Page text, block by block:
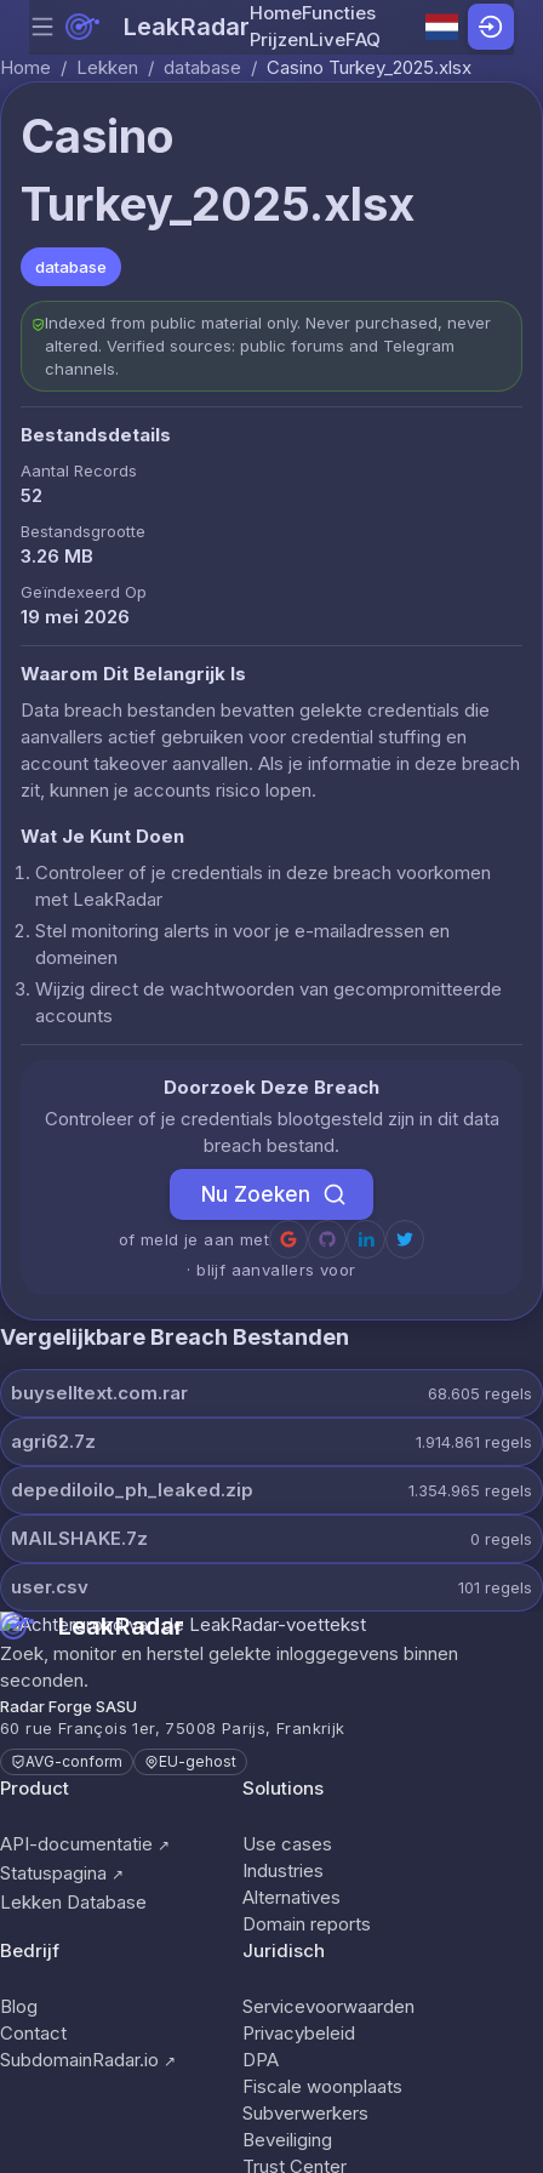
Skip to content
Menu LeakRadarHomeFuncties
PrijzenLiveFAQ
Home / Lekken / database / Casino Turkey_2025.xlsx
Casino
Turkey_2025.xlsx
database
Indexed from public material only. Never purchased, never
altered. Verified sources: public forums and Telegram
channels.
Bestandsdetails
Aantal Records
52
Bestandsgrootte
3.26 MB
Geïndexeerd Op
19 mei 2026
Waarom Dit Belangrijk Is
Data breach bestanden bevatten gelekte credentials die
aanvallers actief gebruiken voor credential stuffing en
account takeover aanvallen. Als je informatie in deze breach
zit, kunnen je accounts risico lopen.
Wat Je Kunt Doen
Controleer of je credentials in deze breach voorkomen
met LeakRadar
Stel monitoring alerts in voor je e-mailadressen en
domeinen
Wijzig direct de wachtwoorden van gecompromitteerde
accounts
Doorzoek Deze Breach
Controleer of je credentials blootgesteld zijn in dit data
breach bestand.
Nu Zoeken
of meld je aan met
· blijf aanvallers voor
Vergelijkbare Breach Bestanden
buyselltext.com.rar 68.605 regels
agri62.7z 1.914.861 regels
depediloilo_ph_leaked.zip 1.354.965 regels
MAILSHAKE.7z 0 regels
user.csv 101 regels
LeakRadar
Zoek, monitor en herstel gelekte inloggegevens binnen
seconden.
Radar Forge SASU
60 rue François 1er, 75008 Parijs, Frankrijk
AVG-conform EU-gehost
Product
API-documentatie ↗
Statuspagina ↗
Lekken Database
Solutions
Use cases
Industries
Alternatives
Domain reports
Bedrijf
Blog
Contact
SubdomainRadar.io ↗
Juridisch
Servicevoorwaarden
Privacybeleid
DPA
Fiscale woonplaats
Subverwerkers
Beveiliging
Trust Center